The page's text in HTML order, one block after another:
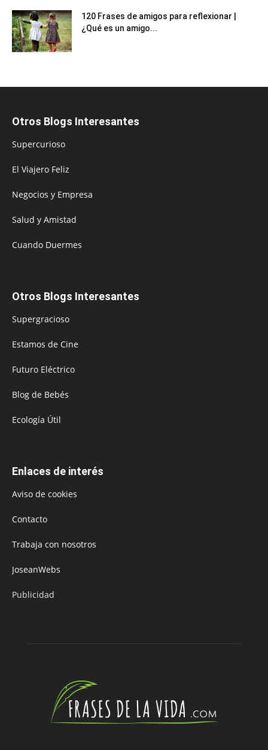
120 Frases de amigos para reflexionar |
¿Qué es un amigo...
Otros Blogs Interesantes
Supercurioso
El Viajero Feliz
Negocios y Empresa
Salud y Amistad
Cuando Duermes
Otros Blogs Interesantes
Supergracioso
Estamos de Cine
Futuro Eléctrico
Blog de Bebés
Ecología Útil
Enlaces de interés
Aviso de cookies
Contacto
Trabaja con nosotros
JoseanWebs
Publicidad